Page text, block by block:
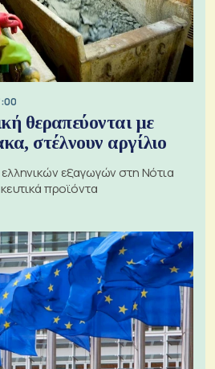
θεραπεύονται με
στέλνουν αργίλιο
εξαγωγών στη Νότια
προϊόντα